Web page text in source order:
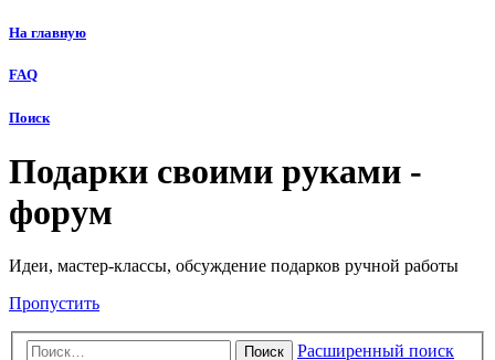
На главную
FAQ
Поиск
Подарки своими руками -
форум
Идеи, мастер-классы, обсуждение подарков ручной работы
Пропустить
Поиск Расширенный поиск